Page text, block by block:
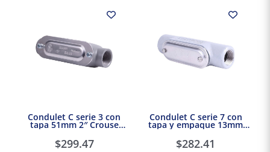
Condulet C serie 3 con
tapa 51mm 2″ Crouse
$299.47
Condulet C serie 7 con
tapa y empaque 13mm
1/2″ Crouse Hinds Eaton
$282.41